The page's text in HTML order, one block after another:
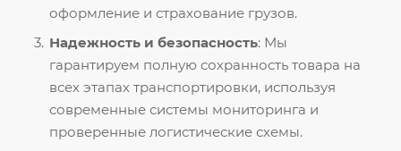
оформление и страхование грузов.
Надежность и безопасность: Мы
гарантируем полную сохранность товара на
всех этапах транспортировки, используя
современные системы мониторинга и
проверенные логистические схемы.